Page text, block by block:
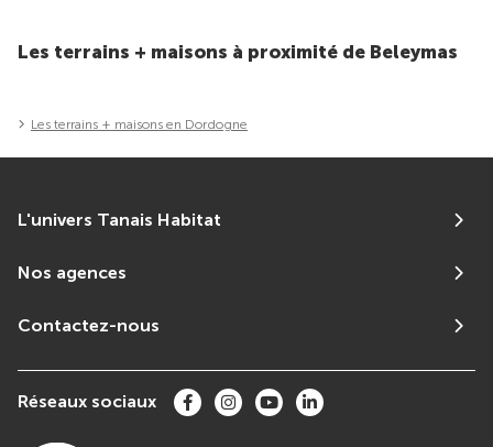
Les terrains + maisons à proximité de Beleymas
Les terrains + maisons en Dordogne
L'univers Tanais Habitat
Nos agences
Contactez-nous
Réseaux sociaux